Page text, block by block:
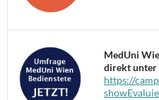
MedUni
direkt unter
https://